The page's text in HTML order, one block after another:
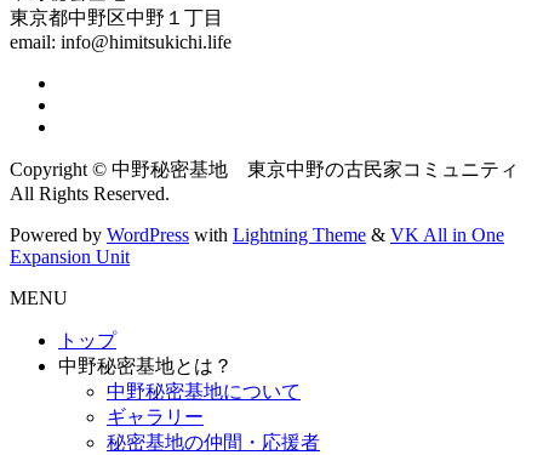
東京都中野区中野１丁目
email: info@himitsukichi.life
Copyright © 中野秘密基地 東京中野の古民家コミュニティ
All Rights Reserved.
Powered by WordPress with Lightning Theme & VK All in One
Expansion Unit
MENU
トップ
中野秘密基地とは？
中野秘密基地について
ギャラリー
秘密基地の仲間・応援者